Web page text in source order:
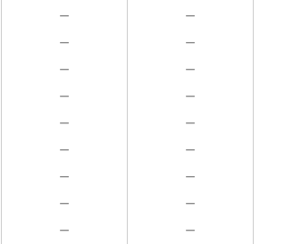
－
－
－
－
－
－
－
－
－
－
－
－
－
－
－
－
－
－